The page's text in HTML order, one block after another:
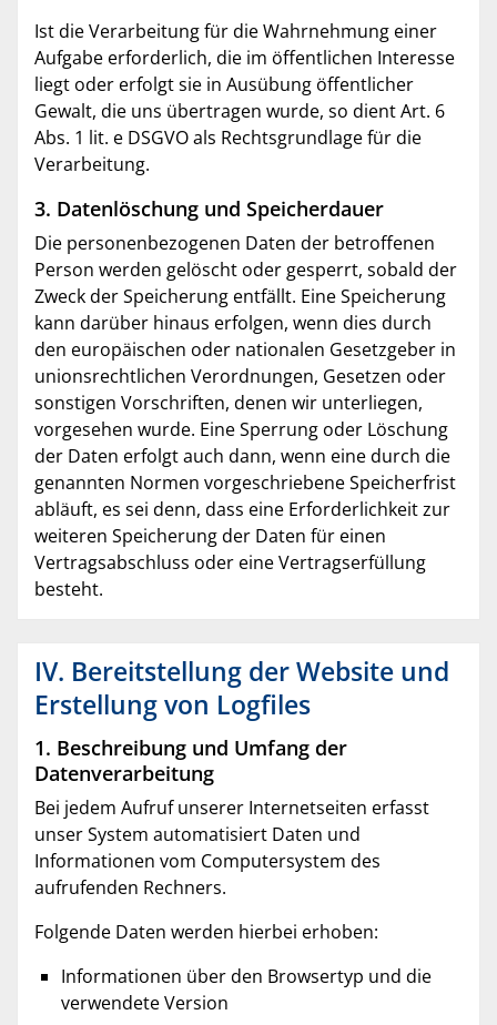
Ist die Verarbeitung für die Wahrnehmung einer
Aufgabe erforderlich, die im öffentlichen Interesse
liegt oder erfolgt sie in Ausübung öffentlicher
Gewalt, die uns übertragen wurde, so dient Art. 6
Abs. 1 lit. e DSGVO als Rechtsgrundlage für die
Verarbeitung.
3. Datenlöschung und Speicherdauer
Die personenbezogenen Daten der betroffenen
Person werden gelöscht oder gesperrt, sobald der
Zweck der Speicherung entfällt. Eine Speicherung
kann darüber hinaus erfolgen, wenn dies durch
den europäischen oder nationalen Gesetzgeber in
unionsrechtlichen Verordnungen, Gesetzen oder
sonstigen Vorschriften, denen wir unterliegen,
vorgesehen wurde. Eine Sperrung oder Löschung
der Daten erfolgt auch dann, wenn eine durch die
genannten Normen vorgeschriebene Speicherfrist
abläuft, es sei denn, dass eine Erforderlichkeit zur
weiteren Speicherung der Daten für einen
Vertragsabschluss oder eine Vertragserfüllung
besteht.
IV. Bereitstellung der Website und
Erstellung von Logfiles
1. Beschreibung und Umfang der
Datenverarbeitung
Bei jedem Aufruf unserer Internetseiten erfasst
unser System automatisiert Daten und
Informationen vom Computersystem des
aufrufenden Rechners.
Folgende Daten werden hierbei erhoben:
Informationen über den Browsertyp und die
verwendete Version